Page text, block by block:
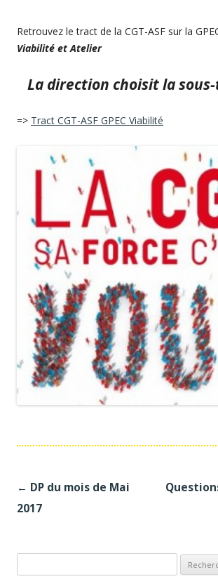
Retrouvez le tract de la CGT-ASF sur la
Viabilité et Atelier
La direction choisit la
=> Tract CGT-ASF GPEC Viabilité
Navigation
des
← DP du mois de Mai
2017
e